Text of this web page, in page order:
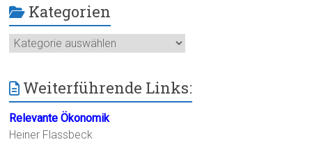
Kategorien
Kategorien
Weiterführende Links:
Relevante Ökonomik
Heiner Flassbeck